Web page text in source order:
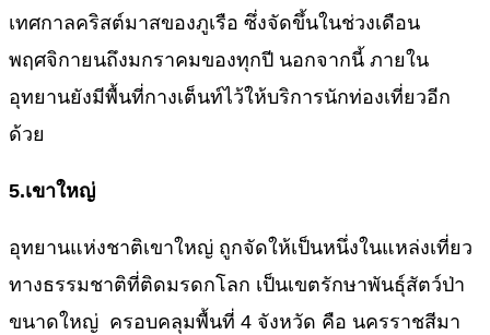
เทศกาลคริสต์มาสของภูเรือ ซึ่งจัดขึ้นในช่วงเดือน
พฤศจิกายนถึงมกราคมของทุกปี นอกจากนี้ ภายใน
อุทยานยังมีพื้นที่กางเต็นท์ไว้ให้บริการนักท่องเที่ยวอีก
ด้วย
5.เขาใหญ่
อุทยานแห่งชาติเขาใหญ่ ถูกจัดให้เป็นหนึ่งในแหล่งเที่ยว
ทางธรรมชาติที่ติดมรดกโลก เป็นเขตรักษาพันธุ์สัตว์ป่า
ขนาดใหญ่ ครอบคลุมพื้นที่ 4 จังหวัด คือ นครราชสีมา